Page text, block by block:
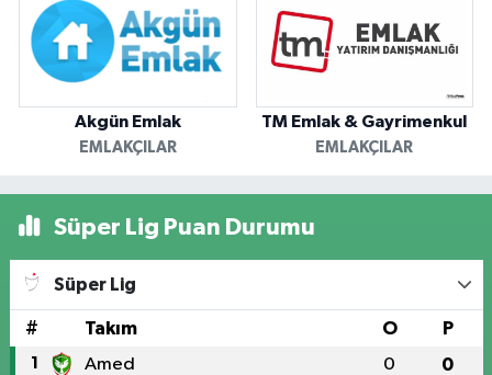
Akgün Emlak
EMLAKÇILAR
TM Emlak & Gayrimenkul
EMLAKÇILAR
Süper Lig Puan Durumu
Süper Lig
# Takım O P
1 Amed 0 0